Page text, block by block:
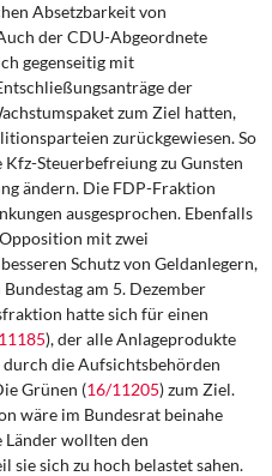
Absetzbarkeit von
der CDU-Abgeordnete
gegenseitig mit
der
zum Ziel hatten,
zurückgewiesen. So
Kfz-Steuerbefreiung zu Gunsten
ändern. Die FDP-Fraktion
ausgesprochen. Ebenfalls
mit zwei
Schutz von Geldanlegern,
am 5. Dezember
hatte sich für einen
), der alle Anlageprodukte
die Aufsichtsbehörden
Grünen (16/11205) zum Ziel.
wäre im Bundesrat beinahe
Länder wollten den
sie sich zu hoch belastet sahen.